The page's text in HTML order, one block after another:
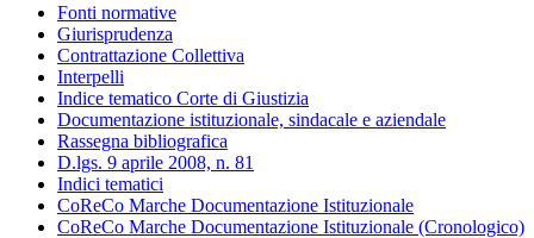
Fonti normative
Giurisprudenza
Contrattazione Collettiva
Interpelli
Indice tematico Corte di Giustizia
Documentazione istituzionale, sindacale e aziendale
Rassegna bibliografica
D.lgs. 9 aprile 2008, n. 81
Indici tematici
CoReCo Marche Documentazione Istituzionale
CoReCo Marche Documentazione Istituzionale (Cronologico)